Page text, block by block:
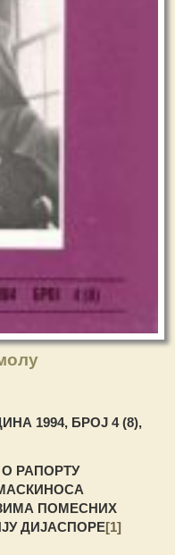
1994, БРОЈ 4 (8),
О РАПОРТУ
ПОМЕСНИХ
ДИЈАСПОРЕ[1]